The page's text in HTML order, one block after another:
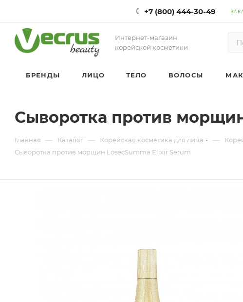
+7 (800) 444-30-49
Интернет-магазин
корейской косметики
БРЕНДЫ ЛИЦО ТЕЛО ВОЛОСЫ
Сыворотка против
Главная — Каталог — Корейская косметика для лица —
Сыворотка против морщин LosecSumma Elixir Serum